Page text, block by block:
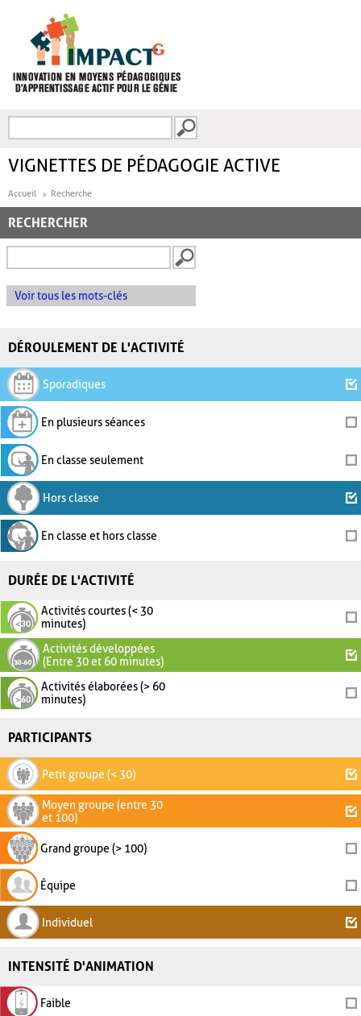
FORMULAIRE DE
VIGNETTES DE PÉDAGOGIE ACTIVE
Accueil Recherche
RECHERCHER
Voir tous les mots-clés
DÉROULEMENT DE L'ACTIVITÉ
Sporadiques
En plusieurs séances
En classe seulement
Hors classe
En classe et hors classe
DURÉE DE L'ACTIVITÉ
Activités courtes (< 30
minutes)
Activités développées
(Entre 30 et 60 minutes)
Activités élaborées (> 60
minutes)
PARTICIPANTS
Petit groupe (< 30)
Moyen groupe (entre 30
et 100)
Grand groupe (> 100)
Équipe
Individuel
INTENSITÉ D'ANIMATION
Faible